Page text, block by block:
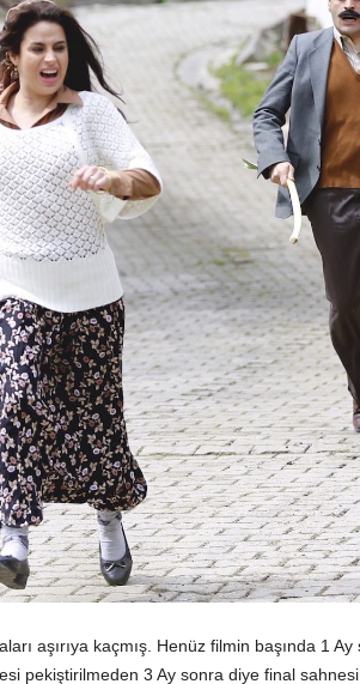
aşırıya kaçmış. Henüz filmin başında 1
pekiştirilmeden 3 Ay sonra diye final